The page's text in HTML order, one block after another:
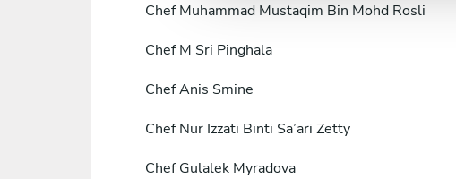
c
i
Chef Muhammad Mustaqim Bin Mohd Rosli
Chef M Sri Pinghala
ChefAnis Smine
Chef Nur Izzati Binti Sa’ari Zetty
Chef Gulalek Myradova